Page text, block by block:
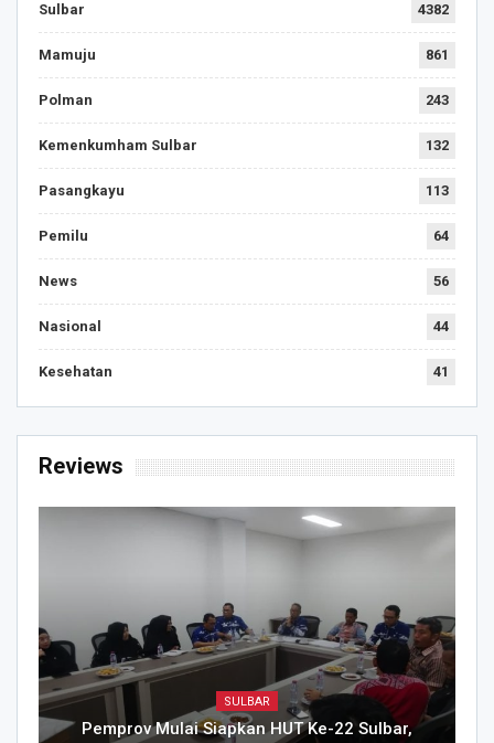
Sulbar 4382
Mamuju 861
Polman 243
Kemenkumham Sulbar 132
Pasangkayu 113
Pemilu 64
News 56
Nasional 44
Kesehatan 41
Reviews
SULBAR
Pemprov Mulai Siapkan HUT Ke-22 Sulbar,